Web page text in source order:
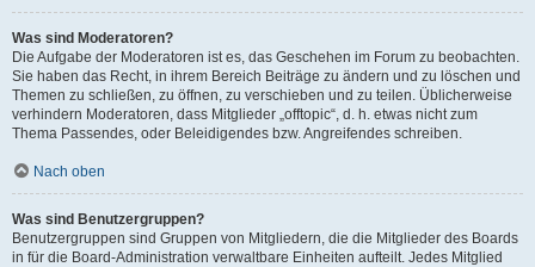
Was sind Moderatoren?
Die Aufgabe der Moderatoren ist es, das Geschehen im Forum zu beobachten.
Sie haben das Recht, in ihrem Bereich Beiträge zu ändern und zu löschen und
Themen zu schließen, zu öffnen, zu verschieben und zu teilen. Üblicherweise
verhindern Moderatoren, dass Mitglieder „offtopic“, d. h. etwas nicht zum
Thema Passendes, oder Beleidigendes bzw. Angreifendes schreiben.
Nach oben
Was sind Benutzergruppen?
Benutzergruppen sind Gruppen von Mitgliedern, die die Mitglieder des Boards
in für die Board-Administration verwaltbare Einheiten aufteilt. Jedes Mitglied